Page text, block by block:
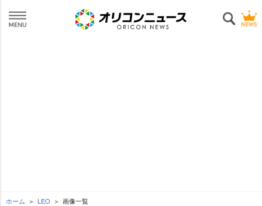
ホーム LEO 画像一覧